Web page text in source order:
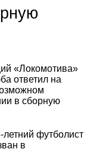
«Локомотива»
ответил на
в сборную
летний футболист
в